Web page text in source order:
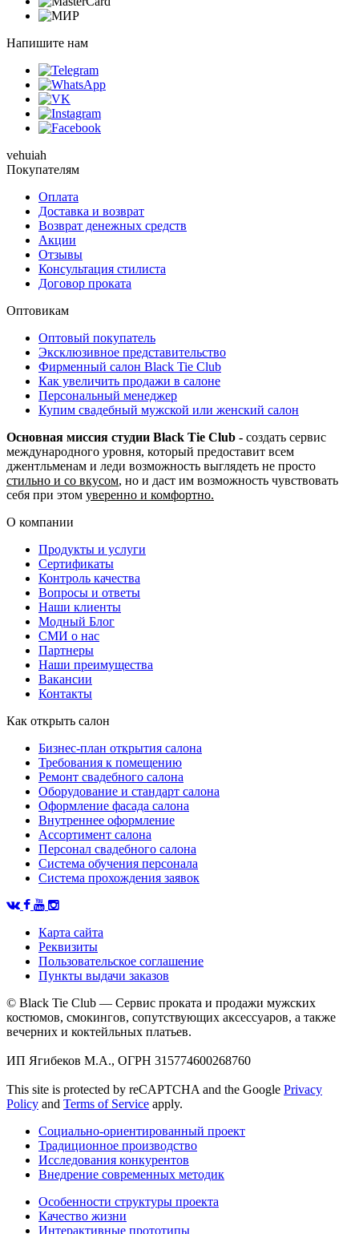
Напишите нам
vehuiah
Покупателям
Оплата
Доставка и возврат
Возврат денежных средств
Акции
Отзывы
Консультация стилиста
Договор проката
Оптовикам
Оптовый покупатель
Эксклюзивное представительство
Фирменный салон Black Tie Club
Как увеличить продажи в салоне
Персональный менеджер
Купим свадебный мужской или женский салон
Основная миссия студии Black Tie Club - создать сервис
международного уровня, который предоставит всем
джентльменам и леди возможность выглядеть не просто
стильно и со вкусом, но и даст им возможность чувствовать
себя при этом уверенно и комфортно.
О компании
Продукты и услуги
Сертификаты
Контроль качества
Вопросы и ответы
Наши клиенты
Модный Блог
СМИ о нас
Партнеры
Наши преимущества
Вакансии
Контакты
Как открыть салон
Бизнес-план открытия салона
Требования к помещению
Ремонт свадебного салона
Оборудование и стандарт салона
Оформление фасада салона
Внутреннее оформление
Ассортимент салона
Персонал свадебного салона
Система обучения персонала
Система прохождения заявок
Карта сайта
Реквизиты
Пользовательское соглашение
Пункты выдачи заказов
© Black Tie Club — Сервис проката и продажи мужских
костюмов, смокингов, сопутствующих аксессуаров, а также
вечерних и коктейльных платьев.
ИП Ягибеков М.А., ОГРН 315774600268760
This site is protected by reCAPTCHA and the Google Privacy
Policy and Terms of Service apply.
Социально-ориентированный проект
Традиционное производство
Исследования конкурентов
Внедрение современных методик
Особенности структуры проекта
Качество жизни
Интерактивные прототипы